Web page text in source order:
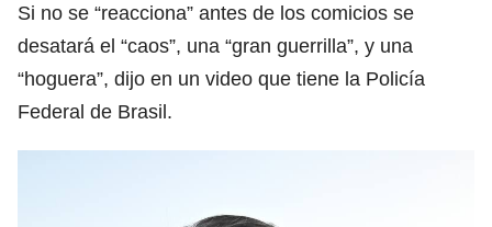
Si no se “reacciona” antes de los comicios se
desatará el “caos”, una “gran guerrilla”, y una
“hoguera”, dijo en un video que tiene la Policía
Federal de Brasil.